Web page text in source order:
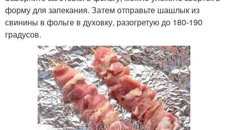
форму для запекания. Затем отправьте шашлык из
свинины в фольге в духовку, разогретую до 180-190
градусов.